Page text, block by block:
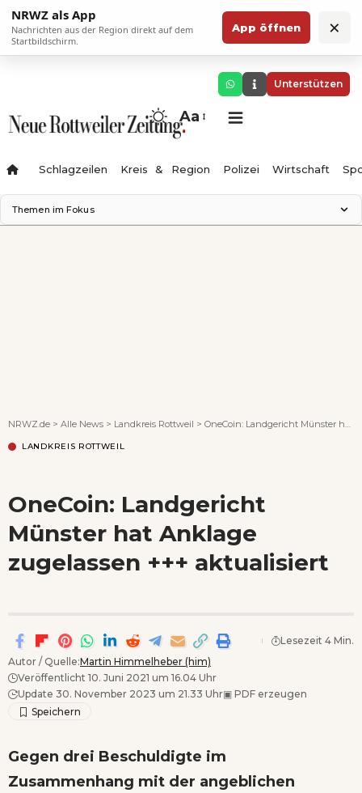
NRWZ als App
Nachrichten aus der Region direkt auf dem
Startbildschirm.
App öffnen ×
Unterstützen
Aa
Schlagzeilen Kreis & Region Polizei Wirtschaft
Themen im Fokus
NRWZ.de > Alle News > Landkreis Rottweil > OneCoin: Landgericht Münster hat Anklage zugelassen +++ aktualisiert
LANDKREIS ROTTWEIL
OneCoin: Landgericht
Münster hat Anklage
zugelassen +++ aktualisiert
Autor / Quelle:Martin Himmelheber (him)
Veröffentlicht 10. Juni 2021 um 16.04 Uhr
Update 30. November 2023 um 21.33 Uhr▣ PDF erzeugen
Lesezeit 4 Min.
Gegen drei Beschuldigte im
Zusammenhang mit der angeblichen